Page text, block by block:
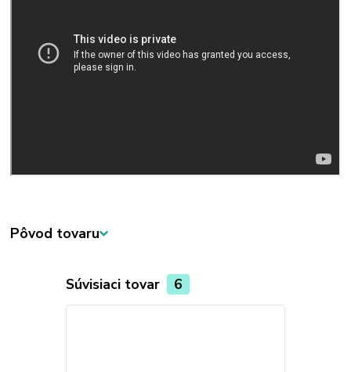
Pôvod tovaru
Súvisiaci tovar 6